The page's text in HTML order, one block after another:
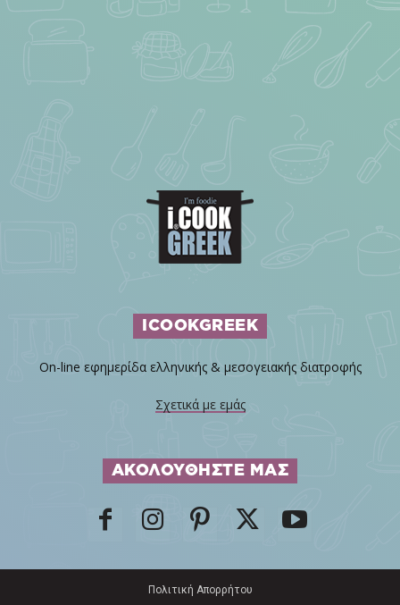
ICOOKGREEK
On-line εφημερίδα ελληνικής & μεσογειακής διατροφής
Σχετικά με εμάς
ΑΚΟΛΟΥΘΗΣΤΕ ΜΑΣ
Πολιτική Απορρήτου